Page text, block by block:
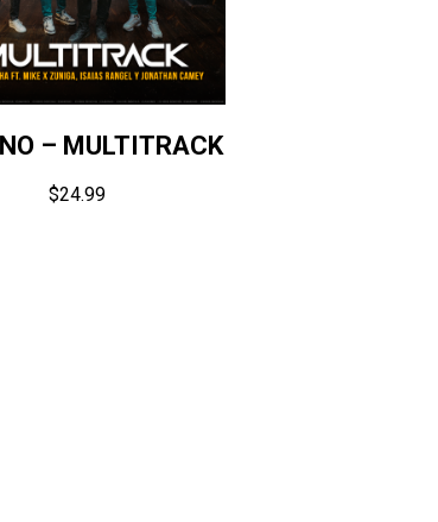
– MULTITRACK
$24.99